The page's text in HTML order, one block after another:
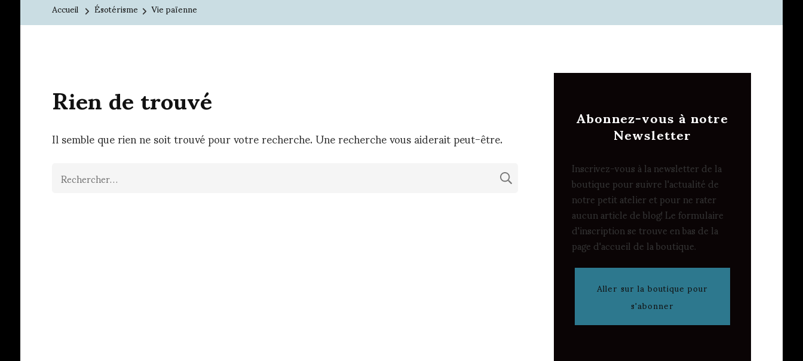
Accueil Ésotérisme Vie païenne
Rien de trouvé
Il semble que rien ne soit trouvé pour votre recherche. Une recherche vous aiderait peut-être.
Rechercher :
Abonnez-vous à notre
Newsletter
Inscrivez-vous à la newsletter de la
boutique pour suivre l'actualité de
notre petit atelier et pour ne rater
aucun article de blog! Le formulaire
d'inscription se trouve en bas de la
page d'accueil de la boutique.
Aller sur la boutique pour
s'abonner